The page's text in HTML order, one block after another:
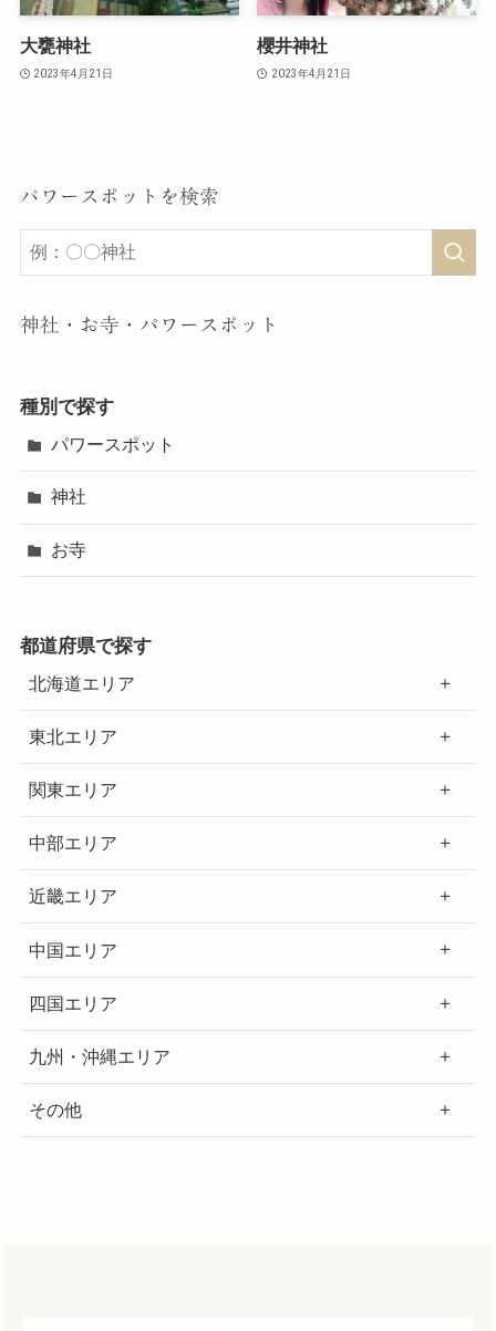
大甕神社
2023年4月21日
櫻井神社
2023年4月21日
パワースポットを検索
神社・お寺・パワースポット
種別で探す
パワースポット
神社
お寺
都道府県で探す
北海道エリア
東北エリア
関東エリア
中部エリア
近畿エリア
中国エリア
四国エリア
九州・沖縄エリア
その他